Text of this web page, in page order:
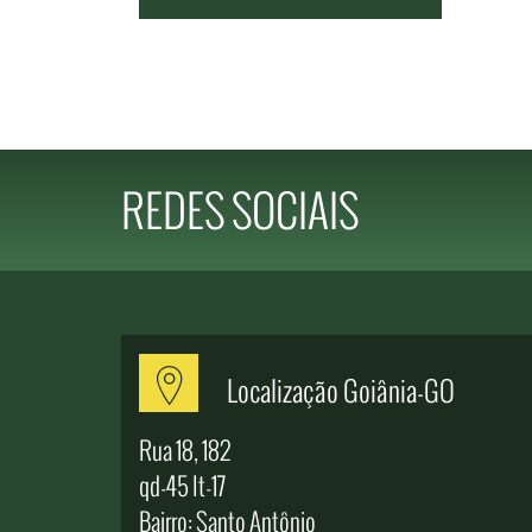
REDES SOCIAIS
Localização Goiânia-GO
Rua 18, 182
qd-45 lt-17
Bairro: Santo Antônio
Fale Conosco